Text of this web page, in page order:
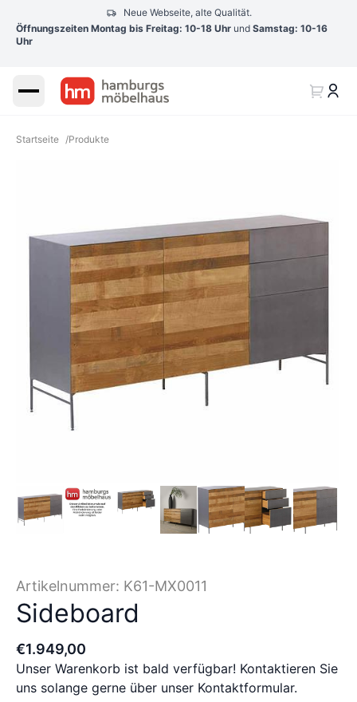
Neue Webseite, alte Qualität.
Öffnungszeiten Montag bis Freitag: 10-18 Uhr und Samstag: 10-16
Uhr
Startseite /Produkte
Artikelnummer: K61-MX0011
Sideboard
€1.949,00
Unser Warenkorb ist bald verfügbar! Kontaktieren Sie
uns solange gerne über unser Kontaktformular.